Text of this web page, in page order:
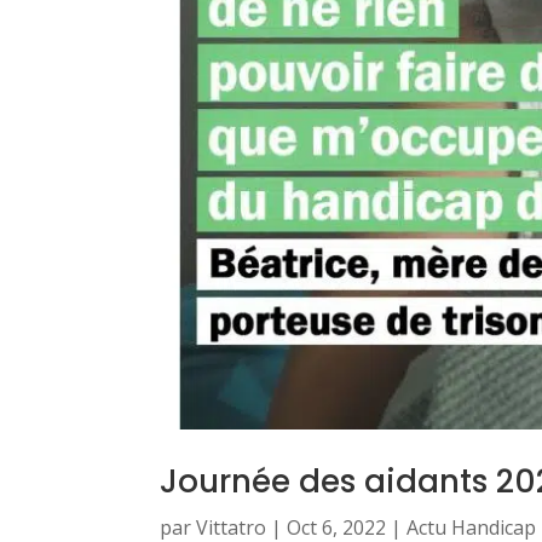
Journée des aidants
parVittatro | Oct 6, 2022 | Actu Handicap